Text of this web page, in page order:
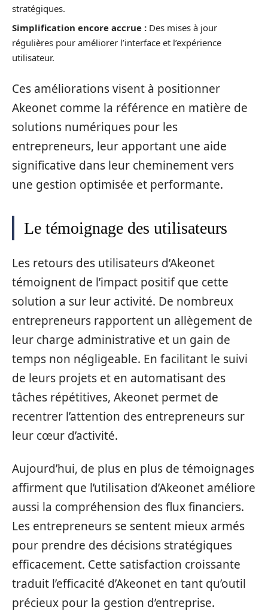
stratégiques.
Simplification encore accrue : Des mises à jour
régulières pour améliorer l’interface et l’expérience
utilisateur.
Ces améliorations visent à positionner
Akeonet comme la référence en matière de
solutions numériques pour les
entrepreneurs, leur apportant une aide
significative dans leur cheminement vers
une gestion optimisée et performante.
Le témoignage des utilisateurs
Les retours des utilisateurs d’Akeonet
témoignent de l’impact positif que cette
solution a sur leur activité. De nombreux
entrepreneurs rapportent un allègement de
leur charge administrative et un gain de
temps non négligeable. En facilitant le suivi
de leurs projets et en automatisant des
tâches répétitives, Akeonet permet de
recentrer l’attention des entrepreneurs sur
leur cœur d’activité.
Aujourd’hui, de plus en plus de témoignages
affirment que l’utilisation d’Akeonet améliore
aussi la compréhension des flux financiers.
Les entrepreneurs se sentent mieux armés
pour prendre des décisions stratégiques
efficacement. Cette satisfaction croissante
traduit l’efficacité d’Akeonet en tant qu’outil
précieux pour la gestion d’entreprise.